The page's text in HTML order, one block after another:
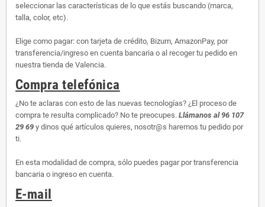
seleccionar las características de lo que estás buscando (marca,
talla, color, etc).
Elige como pagar: con tarjeta de crédito, Bizum, AmazonPay, por
transferencia/ingreso en cuenta bancaria o al recoger tu pedido en
nuestra tienda de Valencia.
Compra telefónica
¿No te aclaras con esto de las nuevas tecnologías? ¿El proceso de
compra te resulta complicado? No te preocupes. Llámanos al 96 107
29 69 y dinos qué artículos quieres, nosotr@s haremos tu pedido por
ti.
En esta modalidad de compra, sólo puedes pagar por transferencia
bancaria o ingreso en cuenta.
E-mail